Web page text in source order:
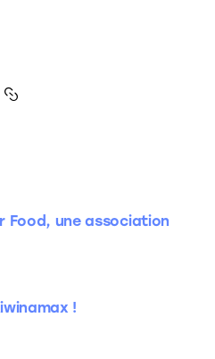
Food, une association
!